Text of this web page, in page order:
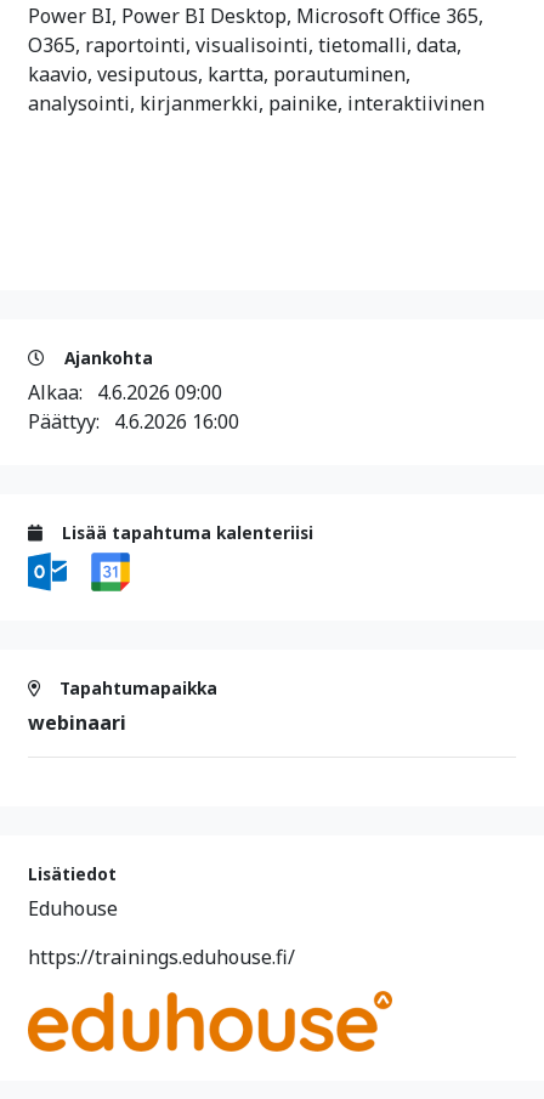
Power BI, Power BI Desktop, Microsoft Office 365,
O365, raportointi, visualisointi, tietomalli, data,
kaavio, vesiputous, kartta, porautuminen,
analysointi, kirjanmerkki, painike, interaktiivinen
Ajankohta
Alkaa: 4.6.2026 09:00
Päättyy: 4.6.2026 16:00
Lisää tapahtuma kalenteriisi
Tapahtumapaikka
webinaari
Lisätiedot
Eduhouse
https://trainings.eduhouse.fi/